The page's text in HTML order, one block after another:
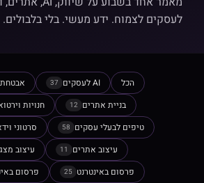
לעסקים לצמוח. ידע מעשי. בלי בלבולים.
הכל AI לעסקים 37
בניית אתרים 12 חנויות
טיפים לבעלי עסקים 58 סרטוני
עיצוב אתרים 11 עיצוב
פרסום באינטרנט 25 פרסום